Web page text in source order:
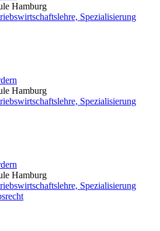
Hamburg
Spezialisierung
Hamburg
Spezialisierung
Hamburg
Spezialisierung